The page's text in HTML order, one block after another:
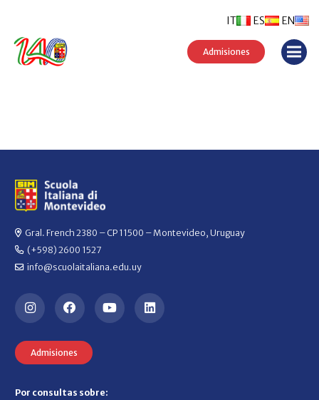
ES EN
IT
Admisiones
Gral. French 2380 – CP 11500 – Montevideo, Uruguay
(+598) 2600 1527
info@scuolaitaliana.edu.uy
Admisiones
Por consultas sobre: